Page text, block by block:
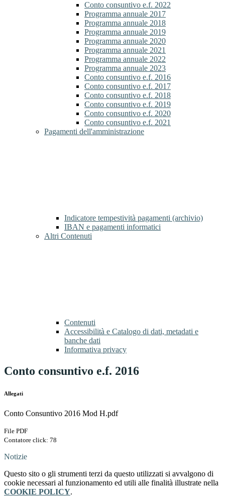
Conto consuntivo e.f. 2022
Programma annuale 2017
Programma annuale 2018
Programma annuale 2019
Programma annuale 2020
Programma annuale 2021
Programma annuale 2022
Programma annuale 2023
Conto consuntivo e.f. 2016
Conto consuntivo e.f. 2017
Conto consuntivo e.f. 2018
Conto consuntivo e.f. 2019
Conto consuntivo e.f. 2020
Conto consuntivo e.f. 2021
Pagamenti dell'amministrazione
Indicatore tempestività pagamenti (archivio)
IBAN e pagamenti informatici
Altri Contenuti
Contenuti
Accessibilità e Catalogo di dati, metadati e
banche dati
Informativa privacy
Conto consuntivo e.f. 2016
Allegati
Conto Consuntivo 2016 Mod H.pdf
File PDF
Contatore click: 78
Notizie
Questo sito o gli strumenti terzi da questo utilizzati si avvalgono di
cookie necessari al funzionamento ed utili alle finalità illustrate nella
COOKIE POLICY.